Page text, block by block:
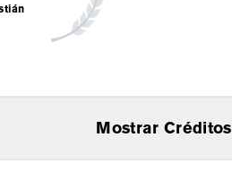
Mostrar Créditos